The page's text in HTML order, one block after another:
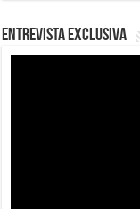
Entrevista Exclusiva